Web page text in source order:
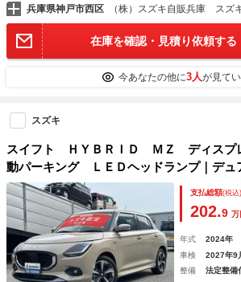
兵庫県神戸市西区 （株）スズキ自販兵庫 スズ
在庫を確認・見積り依頼する
今あなたの他に3人が見て
スズキ
スイフト ＨＹＢＲＩＤ ＭＺ ディスプ
動パーキング ＬＥＤヘッドランプ｜デュ
キＩＩ｜１６インチアルミホイール｜本革
ール｜フルオートエアコン｜電動パーキン
ーカー｜アダプティブクルーズコントロー
支払総額(税込)
202.9 万
年式 2024年
車検
2027年9
整備
法定整備